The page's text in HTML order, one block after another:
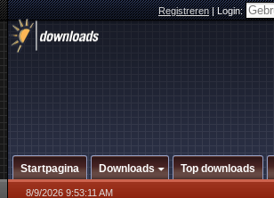
Registreren|Login:
Startpagina Downloads Top downloads
8/9/2026 9:53:11 AM